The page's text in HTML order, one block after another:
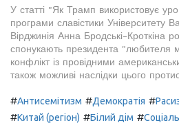
У статті "Як Трамп використовує
програми славістики Університету
Вірджинія Анна Бродські-Кроткіна
спонукають президента "любителя
конфлікт із провідними
також можливі наслідки цього
#Антисемітизм #Демократія #
#Китай (регіон) #Білий дім #